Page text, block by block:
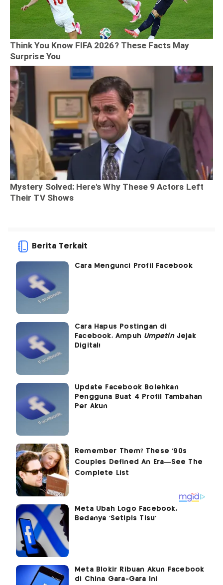
Berita Terkait
Cara Mengunci Profil Facebook
Cara Hapus Postingan di
Facebook, Ampuh UmpetinJejak
Digital!
Update Facebook Bolehkan
Pengguna Buat 4 Profil Tambahan
Per Akun
Meta Ubah Logo Facebook,
Bedanya 'Setipis Tisu'
Meta Blokir Ribuan Akun Facebook
di China Gara-Gara Ini